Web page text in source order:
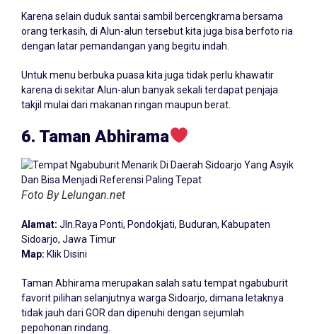
Karena selain duduk santai sambil bercengkrama bersama
orang terkasih, di Alun-alun tersebut kita juga bisa berfoto ria
dengan latar pemandangan yang begitu indah.
Untuk menu berbuka puasa kita juga tidak perlu khawatir
karena di sekitar Alun-alun banyak sekali terdapat penjaja
takjil mulai dari makanan ringan maupun berat.
6. Taman Abhirama
Foto By Lelungan.net
Alamat: Jln.Raya Ponti, Pondokjati, Buduran, Kabupaten
Sidoarjo, Jawa Timur
Map: Klik Disini
Taman Abhirama merupakan salah satu tempat ngabuburit
favorit pilihan selanjutnya warga Sidoarjo, dimana letaknya
tidak jauh dari GOR dan dipenuhi dengan sejumlah
pepohonan rindang.